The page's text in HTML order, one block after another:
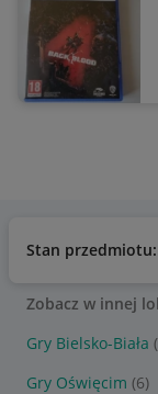
Stan
Zobacz w innej
Gry Bielsko-Biała
Gry Oświęcim (6)